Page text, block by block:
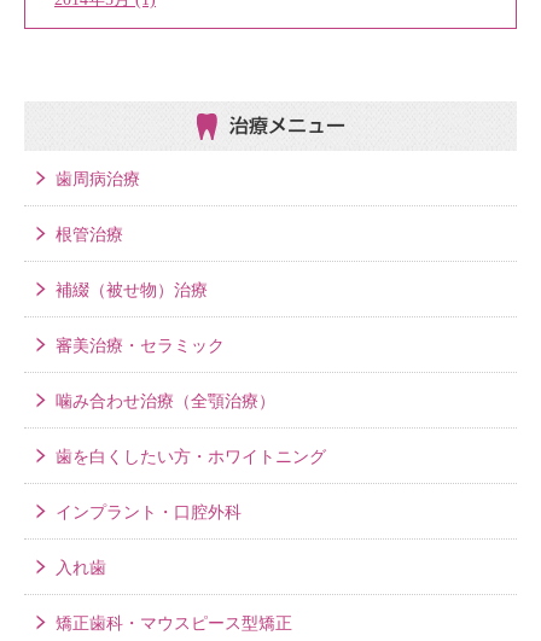
治療メニュー
歯周病治療
根管治療
補綴（被せ物）治療
審美治療・セラミック
噛み合わせ治療（全顎治療）
歯を白くしたい方・ホワイトニング
インプラント・口腔外科
入れ歯
矯正歯科・マウスピース型矯正